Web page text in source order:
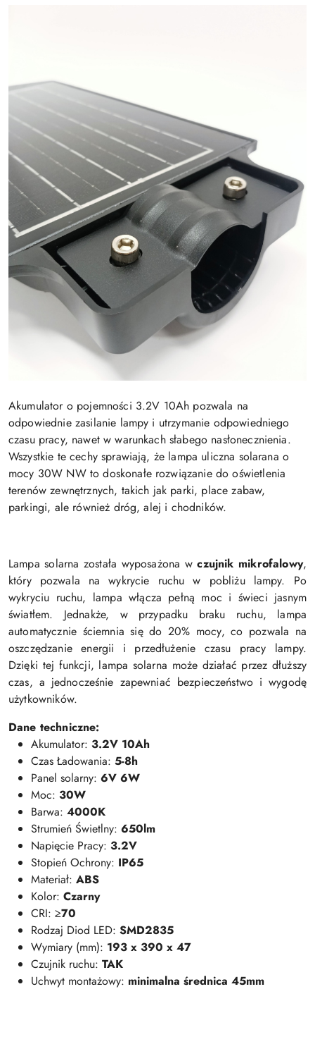
Akumulator o pojemności 3.2V 10Ah pozwala na
odpowiednie zasilanie lampy i utrzymanie odpowiedniego
czasu pracy, nawet w warunkach słabego nasłonecznienia.
Wszystkie te cechy sprawiają, że lampa uliczna solarana o
mocy 30W NW to doskonałe rozwiązanie do oświetlenia
terenów zewnętrznych, takich jak parki, place zabaw,
parkingi, ale również dróg, alej i chodników.
Lampa solarna została wyposażona wczujnik mikrofalowy,
który pozwala na wykrycie ruchu w pobliżu lampy. Po
wykryciu ruchu, lampa włącza pełną moc i świeci jasnym
światłem. Jednakże, w przypadku braku ruchu, lampa
automatycznie ściemnia się do 20% mocy, co pozwala na
oszczędzanie energii i przedłużenie czasu pracy lampy.
Dzięki tej funkcji, lampa solarna może działać przez dłuższy
czas, a jednocześnie zapewniać bezpieczeństwo i wygodę
użytkowników.
Dane techniczne:
Akumulator: 3.2V 10Ah
Czas Ładowania: 5-8h
Panel solarny: 6V 6W
Moc: 30W
Barwa: 4000K
Strumień Świetlny: 650lm
Napięcie Pracy: 3.2V
Stopień Ochrony: IP65
Materiał: ABS
Kolor: Czarny
CRI: ≥70
Rodzaj Diod LED: SMD2835
Wymiary (mm): 193 x 390 x 47
Czujnik ruchu: TAK
Uchwyt montażowy: minimalna średnica 45mm